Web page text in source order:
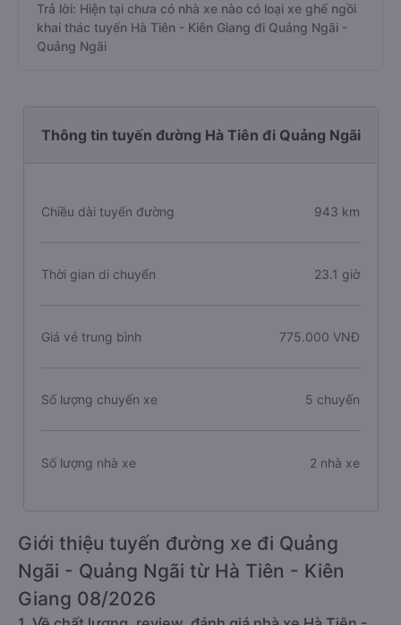
Trả lời: Hiện tại chưa có nhà xe nào có loại xe ghế ngồi
khai thác tuyến Hà Tiên - Kiên Giang đi Quảng Ngãi -
Quảng Ngãi
Thông tin tuyến đường Hà Tiên đi Quảng Ngãi
Chiều dài tuyến đường 943 km
Thời gian di chuyển 23.1 giờ
Giá vé trung bình 775.000 VNĐ
Số lượng chuyến xe 5 chuyến
Số lượng nhà xe 2 nhà xe
Giới thiệu tuyến đường xe đi Quảng
Ngãi - Quảng Ngãi từ Hà Tiên - Kiên
Giang 08/2026